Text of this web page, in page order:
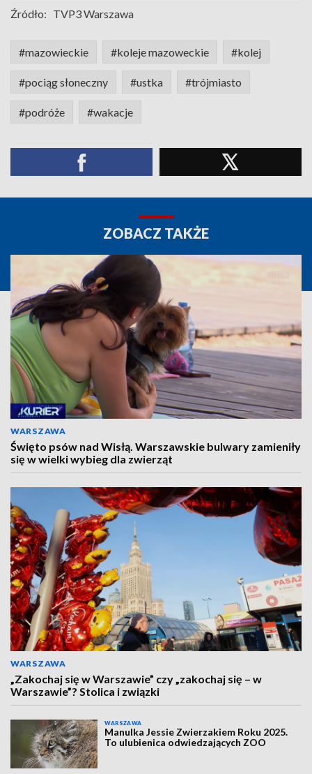
Źródło: TVP3 Warszawa
#mazowieckie #koleje mazoweckie #kolej
#pociąg słoneczny #ustka #trójmiasto
#podróże #wakacje
ZOBACZ TAKŻE
WARSZAWA
Święto psów nad Wisłą. Warszawskie bulwary zamieniły
się w wielki wybieg dla zwierząt
WARSZAWA
„Zakochaj się w Warszawie” czy „zakochaj się – w
Warszawie”? Stolica i związki
WARSZAWA
Manulka Jessie Zwierzakiem Roku 2025.
To ulubienica odwiedzających ZOO